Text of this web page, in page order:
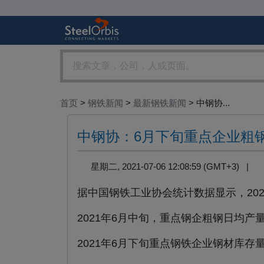
首页 > 钢铁新闻 > 最新钢铁新闻 > 中钢协...
中钢协：6月下旬重点企业粗
星期二, 2021-07-06 12:08:59 (GMT+3) |
据中国钢铁工业协会统计数据显示，
2021年6月中旬，重点钢企粗钢日均产
2021年6月下旬重点钢铁企业钢材库存